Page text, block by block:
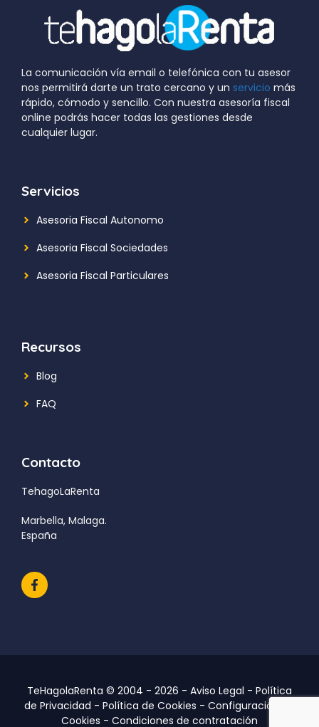
La comunicación vía email o telefónica con tu asesor
nos permitirá darte un trato cercano y un servicio más
rápido, cómodo y sencillo. Con nuestra asesoría fiscal
online podrás hacer todas las gestiones desde
cualquier lugar.
Servicios
Asesoria Fiscal Autonomo
Asesoria Fiscal Sociedades
Asesoria Fiscal Particulares
Recursos
Blog
FAQ
Contacto
TehagoLaRenta
Marbella, Malaga.
España
TeHagolaRenta © 2004 - 2026 - Aviso Legal - Política
de Privacidad - Política de Cookies - Configuración de
Cookies - Condiciones de contratación